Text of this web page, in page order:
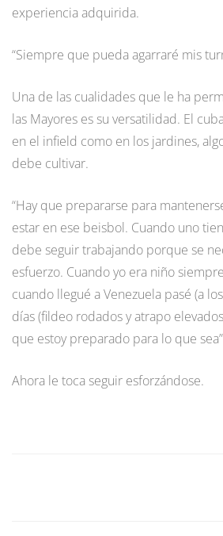
experiencia adquirida.
“Siempre que pueda agarraré mis
Una de las cualidades que le ha
las Mayores es su versatilidad. El
en el infield como en los jardines,
debe cultivar.
“Hay que prepararse para
estar en ese beisbol. Cuando uno
debe seguir trabajando porque se
esfuerzo. Cuando yo era niño
cuando llegué a Venezuela pasé (a
días (fildeo rodados y atrapo
que estoy preparado para lo que
Ahora le toca seguir esforzándose.